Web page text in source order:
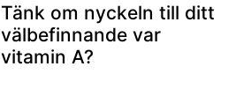
Tänk om nyckeln till ditt
välbefinnande var
vitamin A?